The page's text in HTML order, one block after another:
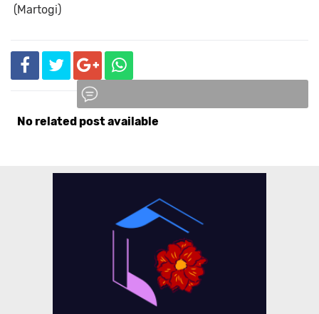
(Martogi)
No related post available